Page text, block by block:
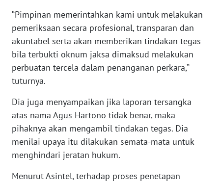
“Pimpinan memerintahkan kami untuk melakukan
pemeriksaan secara profesional, transparan dan
akuntabel serta akan memberikan tindakan tegas
bila terbukti oknum jaksa dimaksud melakukan
perbuatan tercela dalam penanganan perkara,”
tuturnya.
Dia juga menyampaikan jika laporan tersangka
atas nama Agus Hartono tidak benar, maka
pihaknya akan mengambil tindakan tegas. Dia
menilai upaya itu dilakukan semata-mata untuk
menghindari jeratan hukum.
Menurut Asintel, terhadap proses penetapan
WN
SEMARANG
WN
SOLO
WN
BOROBUDUR
WN
MADURA
WN